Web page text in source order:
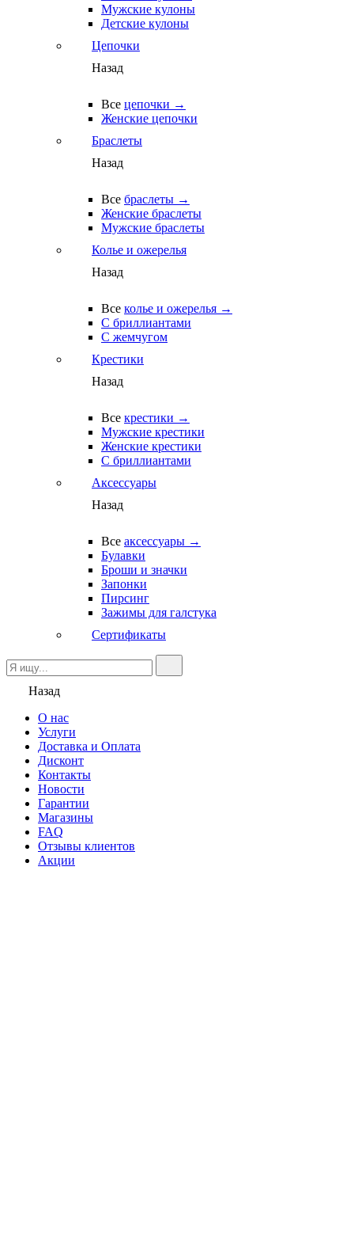
Мужские кулоны
Детские кулоны
Цепочки
Назад
Все цепочки →
Женские цепочки
Браслеты
Назад
Все браслеты →
Женские браслеты
Мужские браслеты
Колье и ожерелья
Назад
Все колье и ожерелья →
С бриллиантами
С жемчугом
Крестики
Назад
Все крестики →
Мужские крестики
Женские крестики
С бриллиантами
Аксессуары
Назад
Все аксессуары →
Булавки
Броши и значки
Запонки
Пирсинг
Зажимы для галстука
Сертификаты
Назад
О нас
Услуги
Доставка и Оплата
Дисконт
Контакты
Новости
Гарантии
Магазины
FAQ
Отзывы клиентов
Акции